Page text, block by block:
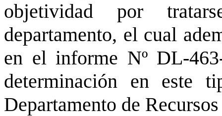
objetividad por
departamento, el cual
en el informe Nº DL-
determinación en este
Departamento de